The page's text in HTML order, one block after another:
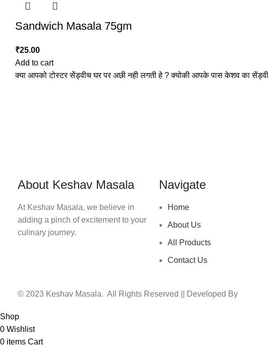
Sandwich Masala 75gm
₹25.00
Add to cart
क्या आपको टोस्टर सेंड्वीच घर पर अछी नही लगती हे ? क्योकी आपके पास केशव का
About Keshav Masala
At Keshav Masala, we believe in
adding a pinch of excitement to your
culinary journey.
Navigate
Home
About Us
All Products
Contact Us
© 2023 Keshav Masala. All Rights Reserved || Developed By
Shop
0 Wishlist
0 items Cart